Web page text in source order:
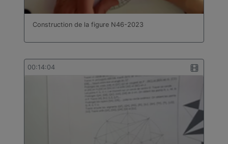
Construction de la figure N46-2023
00:14:04